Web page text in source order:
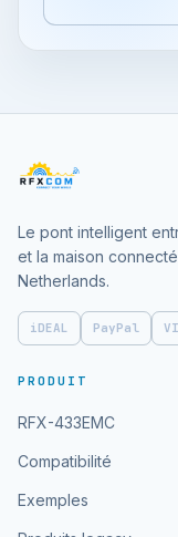
Le pont intelligent
et la maison
Netherlands.
iDEAL PayPal
PRODUIT
RFX-433EMC
Compatibilité
Exemples